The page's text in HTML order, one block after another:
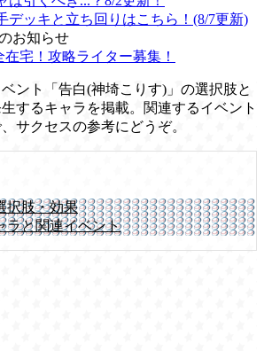
デッキと立ち回りはこちら！(8/7更新)
お知らせ
宅！攻略ライター募集！
ント「告白(神埼こりす)」の選択肢と
するキャラを掲載。関連するイベント
サクセスの参考にどうぞ。
択肢・効果
ラと関連イベント